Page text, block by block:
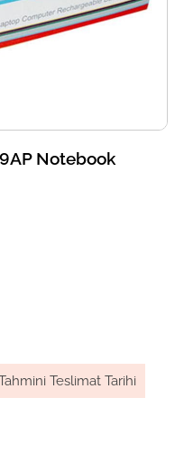
Notebook
Teslimat Tarihi